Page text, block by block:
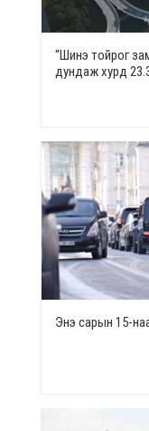
“Шинэ тойрог зам”
дундаж хурд
Энэ сарын 15-наас